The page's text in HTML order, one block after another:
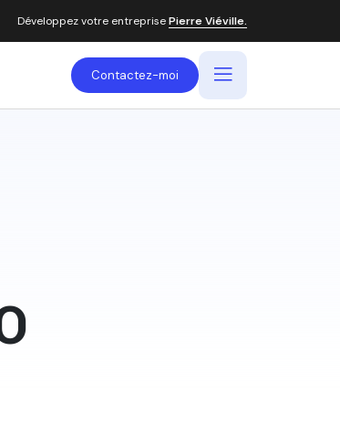
Développez votre entreprisePierre Viéville.
Contactez-moi